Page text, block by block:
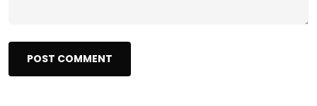
POST COMMENT